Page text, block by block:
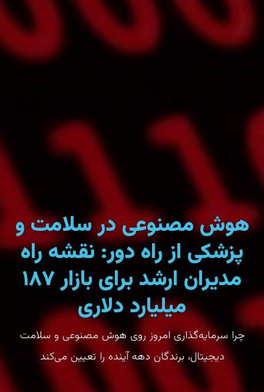
هوش مصنوعی در سلامت و
پزشکی از راه دور: نقشه راه
مدیران ارشد برای بازار ۱۸۷
میلیارد دلاری
چرا سرمایه‌گذاری امروز روی هوش مصنوعی و سلامت
دیجیتال، برندگان دهه آینده را تعیین می‌کند